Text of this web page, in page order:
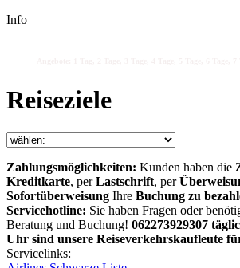
Info
Reiseziele
Zahlungsmöglichkeiten: Kunden haben die
Kreditkarte, perLastschrift, per
Sofortüberweisung Ihre Buchung zu
Servicehotline: Sie haben Fragen oder
Beratung und Buchung! 062273929307
Uhr sind unsere Reiseverkehrskaufleute
Servicelinks: